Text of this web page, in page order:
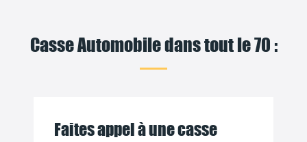
Casse Automobile dans tout le 70 :
Faites appel à une casse